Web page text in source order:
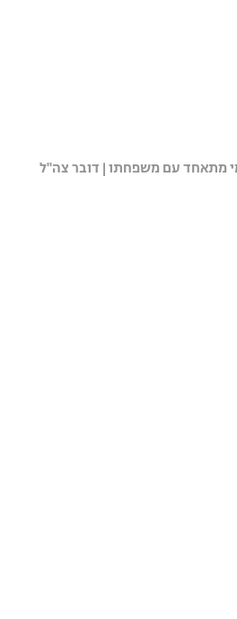
מתאחד עם משפחתו | דובר צה"ל